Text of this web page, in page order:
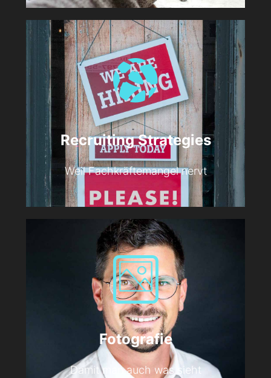
Recruiting Strategies
Weil Fachkräftemangel nervt
Fotografie
Damit man auch was sieht